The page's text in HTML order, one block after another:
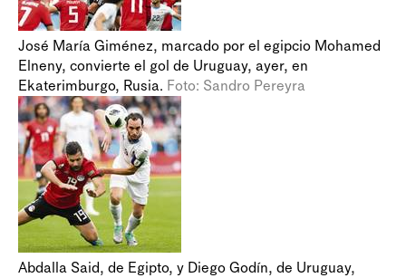
José María Giménez, marcado por el egipcio Mohamed
Elneny, convierte el gol de Uruguay, ayer, en
Ekaterimburgo, Rusia. Foto: Sandro Pereyra
Abdalla Said, de Egipto, y Diego Godín, de Uruguay,